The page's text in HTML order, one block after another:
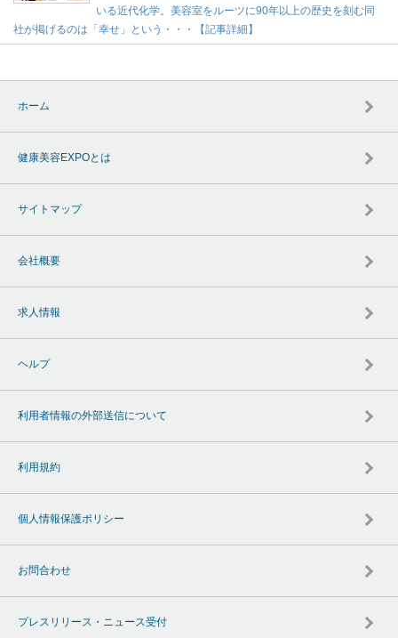
いる近代化学。美容室をルーツに90年以上の歴史を刻む同
社が掲げるのは「幸せ」という・・・【記事詳細】
ホーム
健康美容EXPOとは
サイトマップ
会社概要
求人情報
ヘルプ
利用者情報の外部送信について
利用規約
個人情報保護ポリシー
お問合わせ
プレスリリース・ニュース受付